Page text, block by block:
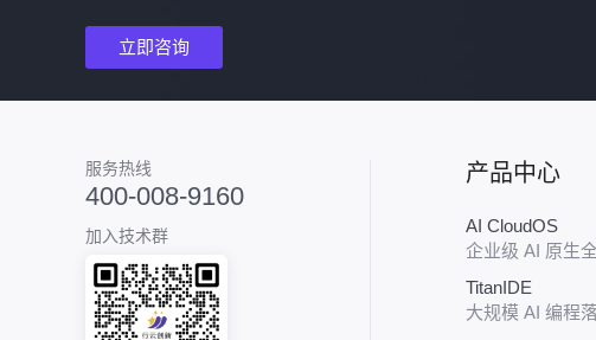
立即咨询
服务热线
400-008-9160
加入技术群
产品中心
AI CloudOS
企业级 AI 原生
TitanIDE
大规模 AI 编程